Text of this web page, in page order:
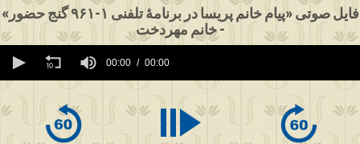
فایل صوتی «پیام خانم پریسا در برنامهٔ تلفنی ۱-۹۶۱ گنج حضور»
- خانم مهردخت
seconds
00:00 00:00